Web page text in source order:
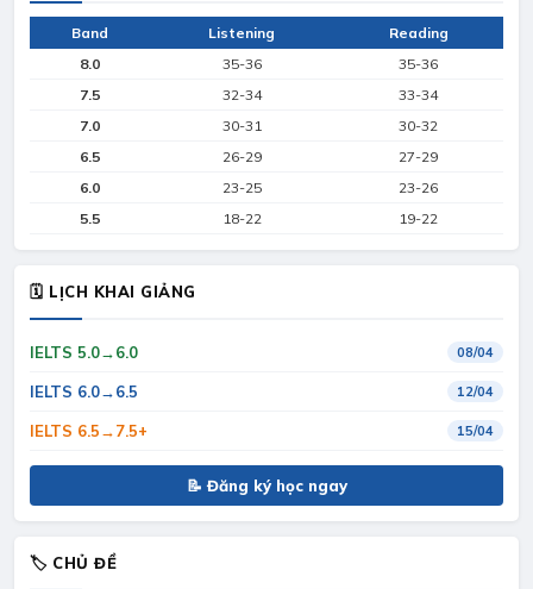
Band Listening
Reading
8.0
35-36
35-36
7.5
32-34
33-34
7.0
30-31
30-32
6.5
26-29
27-29
6.0
23-25
23-26
5.5
18-22 19-22
🗓 LỊCH KHAI GIẢNG
IELTS 5.0→6.0 08/04
IELTS 6.0→6.5 12/04
IELTS 6.5→7.5+ 15/04
📝 Đăng ký học ngay
🏷 CHỦ ĐỀ